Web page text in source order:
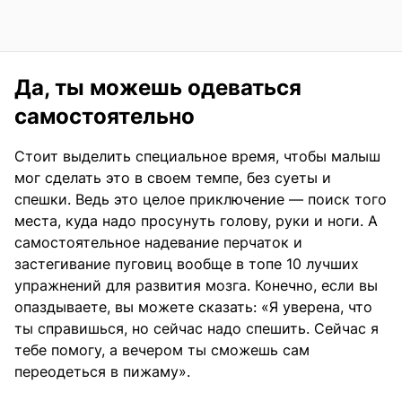
Да, ты можешь одеваться
самостоятельно
Стоит выделить специальное время, чтобы малыш
мог сделать это в своем темпе, без суеты и
спешки. Ведь это целое приключение — поиск того
места, куда надо просунуть голову, руки и ноги. А
самостоятельное надевание перчаток и
застегивание пуговиц вообще в топе 10 лучших
упражнений для развития мозга. Конечно, если вы
опаздываете, вы можете сказать: «Я уверена, что
ты справишься, но сейчас надо спешить. Сейчас я
тебе помогу, а вечером ты сможешь сам
переодеться в пижаму».